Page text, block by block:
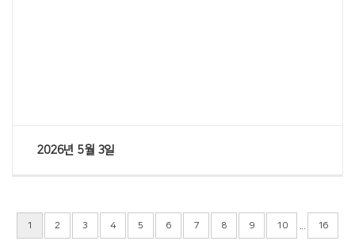
2026년 5월 3일
1 2 3 4 5 6 7 8 9 10 16